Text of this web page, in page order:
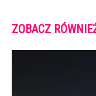
ZOBACZ